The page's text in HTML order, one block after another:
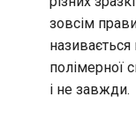
зовсім
полімерної
і не завжди.